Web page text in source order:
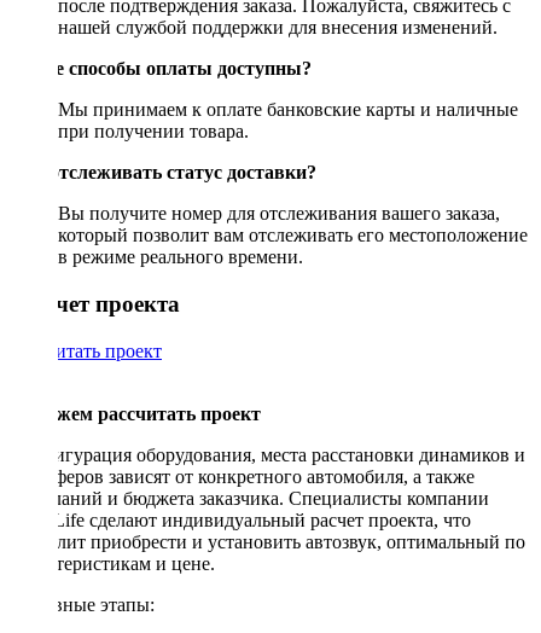
после подтверждения заказа. Пожалуйста, свяжитесь с
нашей службой поддержки для внесения изменений.
Какие способы оплаты доступны?
Мы принимаем к оплате банковские карты и наличные
при получении товара.
Как отслеживать статус доставки?
Вы получите номер для отслеживания вашего заказа,
который позволит вам отслеживать его местоположение
в режиме реального времени.
Рассчет проекта
Рассчитать проект
Поможем рассчитать проект
Конфигурация оборудования, места расстановки динамиков и
сабвуферов зависят от конкретного автомобиля, а также
пожеланий и бюджета заказчика. Специалисты компании
DriveLife сделают индивидуальный расчет проекта, что
позволит приобрести и установить автозвук, оптимальный по
характеристикам и цене.
Основные этапы: